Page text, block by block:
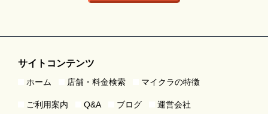
サイトコンテンツ
ホーム 店舗・料金検索 マイクラの特徴
ご利用案内 Q&A ブログ 運営会社